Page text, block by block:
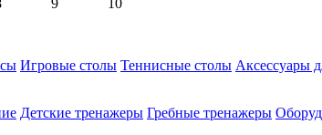
Игровые столы Теннисные столы Аксессуары
Детские тренажеры Гребные тренажеры